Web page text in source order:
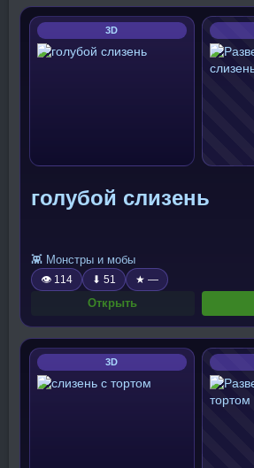
3D
голубой слизень
👾 Монстры и мобы
👁 114 ⬇ 51 ★ —
Открыть
3D